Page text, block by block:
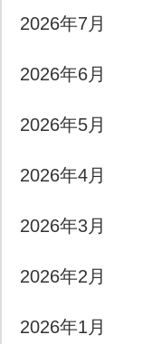
2026年7月
2026年6月
2026年5月
2026年4月
2026年3月
2026年2月
2026年1月